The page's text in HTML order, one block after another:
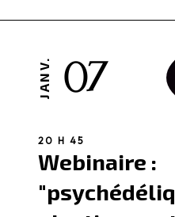
JANV. 07
20 H 45
Webinaire :